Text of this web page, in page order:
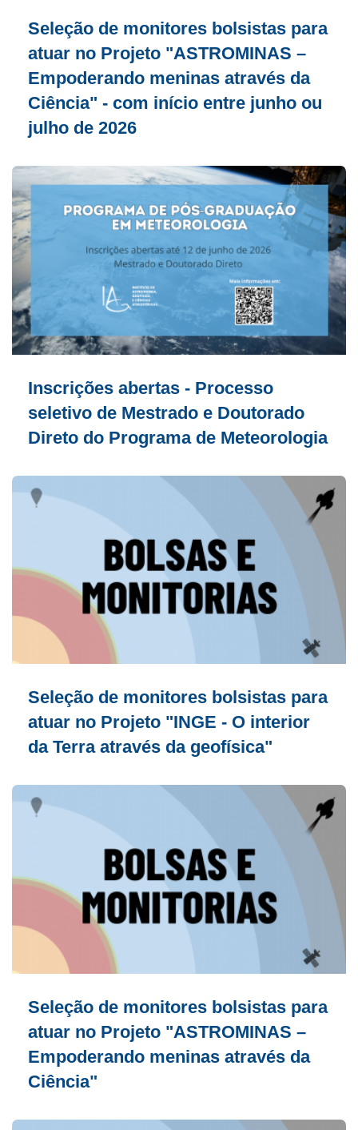
Seleção de monitores bolsistas para
atuar no Projeto "ASTROMINAS –
Empoderando meninas através da
Ciência" - com início entre junho ou
julho de 2026
Inscrições abertas - Processo
seletivo de Mestrado e Doutorado
Direto do Programa de Meteorologia
Seleção de monitores bolsistas para
atuar no Projeto "INGE - O interior
da Terra através da geofísica"
Seleção de monitores bolsistas para
atuar no Projeto "ASTROMINAS –
Empoderando meninas através da
Ciência"